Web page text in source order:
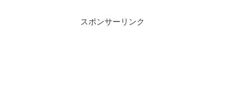
スポンサーリンク